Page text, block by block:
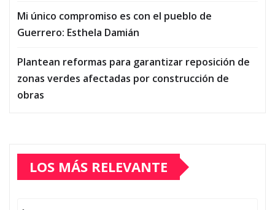
Mi único compromiso es con el pueblo de
Guerrero: Esthela Damián
Plantean reformas para garantizar reposición de
zonas verdes afectadas por construcción de
obras
LOS MÁS RELEVANTE